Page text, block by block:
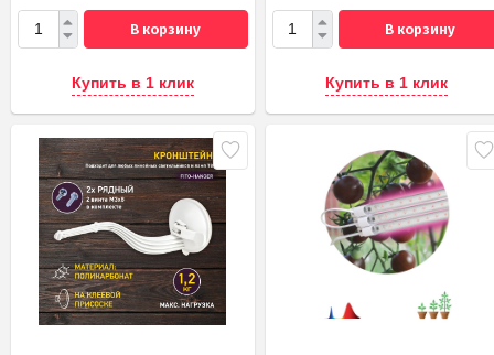
В корзину
Купить в 1 клик
В корзину
Купить в 1 клик